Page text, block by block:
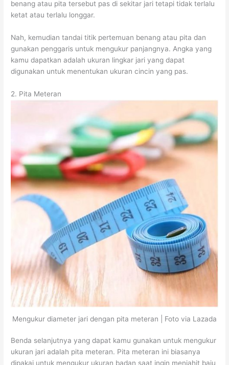
benang atau pita tersebut pas di sekitar jari tetapi tidak terlalu
ketat atau terlalu longgar.
Nah, kemudian tandai titik pertemuan benang atau pita dan
gunakan penggaris untuk mengukur panjangnya. Angka yang
kamu dapatkan adalah ukuran lingkar jari yang dapat
digunakan untuk menentukan ukuran cincin yang pas.
2. Pita Meteran
Mengukur diameter jari dengan pita meteran | Foto via Lazada
Benda selanjutnya yang dapat kamu gunakan untuk mengukur
ukuran jari adalah pita meteran. Pita meteran ini biasanya
dipakai untuk mengukur ukuran badan saat ingin menjahit baju